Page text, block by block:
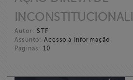
Autor: STF
Assunto: Acesso à Informação
Páginas: 10